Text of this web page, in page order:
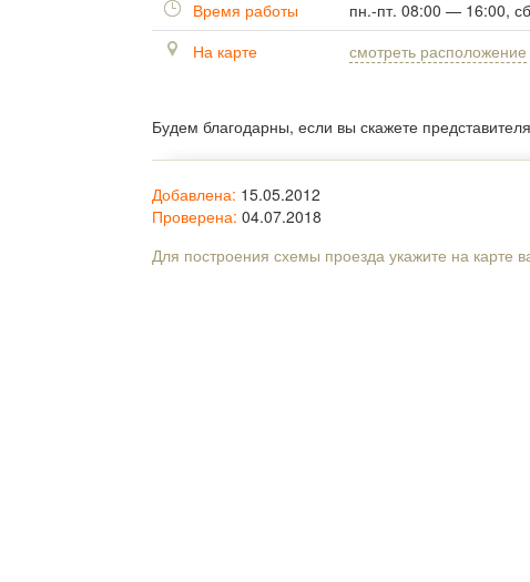
Время работы
пн.-пт. 08:00 — 16:00,
На карте
смотреть расположение
Будем благодарны, если вы скажете
Добавлена: 15.05.2012
Проверена: 04.07.2018
Для построения схемы проезда укажите на карте